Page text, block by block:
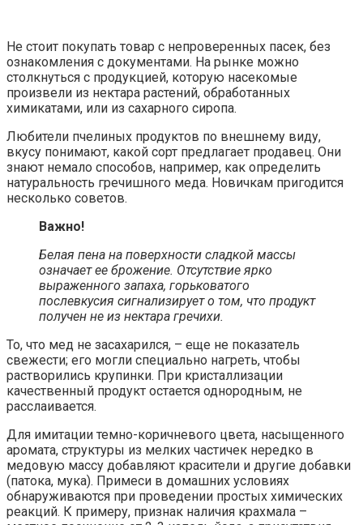
Не стоит покупать товар с непроверенных пасек, без
ознакомления с документами. На рынке можно
столкнуться с продукцией, которую насекомые
произвели из нектара растений, обработанных
химикатами, или из сахарного сиропа.
Любители пчелиных продуктов по внешнему виду,
вкусу понимают, какой сорт предлагает продавец. Они
знают немало способов, например, как определить
натуральность гречишного меда. Новичкам пригодится
несколько советов.
Важно!
Белая пена на поверхности сладкой массы
означает ее брожение. Отсутствие ярко
выраженного запаха, горьковатого
послевкусия сигнализирует о том, что продукт
получен не из нектара гречихи.
То, что мед не засахарился, – еще не показатель
свежести; его могли специально нагреть, чтобы
растворились крупинки. При кристаллизации
качественный продукт остается однородным, не
расслаивается.
Для имитации темно-коричневого цвета, насыщенного
аромата, структуры из мелких частичек нередко в
медовую массу добавляют красители и другие добавки
(патока, мука). Примеси в домашних условиях
обнаруживаются при проведении простых химических
реакций. К примеру, признак наличия крахмала –